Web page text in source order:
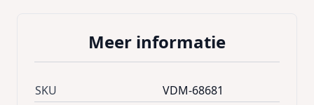
Wie durft er nu nog te zeggen dat de
kan gaan?
Meer informatie
SKU
VDM-68681